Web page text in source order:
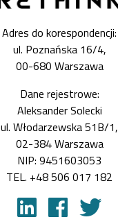
Adres do korespondencji:
ul. Poznańska 16/4,
00-680 Warszawa
Dane rejestrowe:
Aleksander Solecki
ul. Włodarzewska 51B/1,
02-384 Warszawa
NIP: 9451603053
TEL. +48 506 017 182